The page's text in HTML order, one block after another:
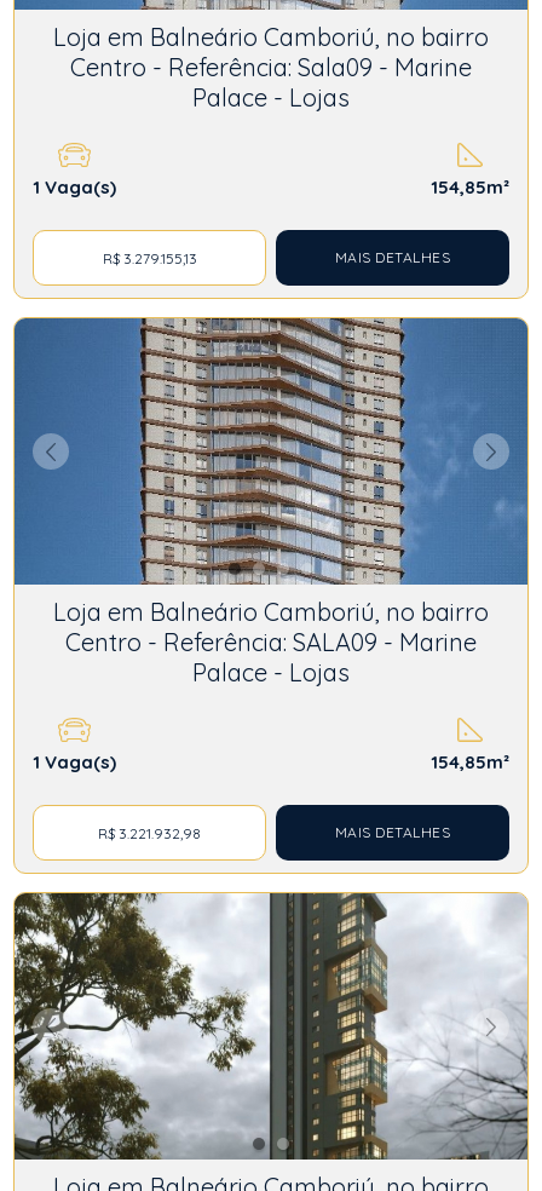
Loja em Balneário Camboriú, no bairro
Centro - Referência: Sala09 - Marine
Palace - Lojas
1 Vaga(s) 154,85m²
R$ 3.279.155,13 MAIS DETALHES
Loja em Balneário Camboriú, no bairro
Centro - Referência: SALA09 - Marine
Palace - Lojas
1 Vaga(s) 154,85m²
R$ 3.221.932,98 MAIS DETALHES